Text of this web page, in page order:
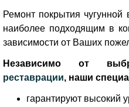
Ремонт покрытия
наиболее подходящим в
зависимости от Ваших
Независимо от
реставрации, наши
гарантируют высокий